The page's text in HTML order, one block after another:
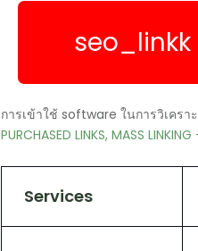
seo_linkk
การเข้าใช้ software ในการวิเคร
PURCHASED LINKS, MASS
Services